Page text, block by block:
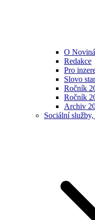
O
Redakce
Pro
Slovo
Ročník
Ročník
Archiv
Sociální